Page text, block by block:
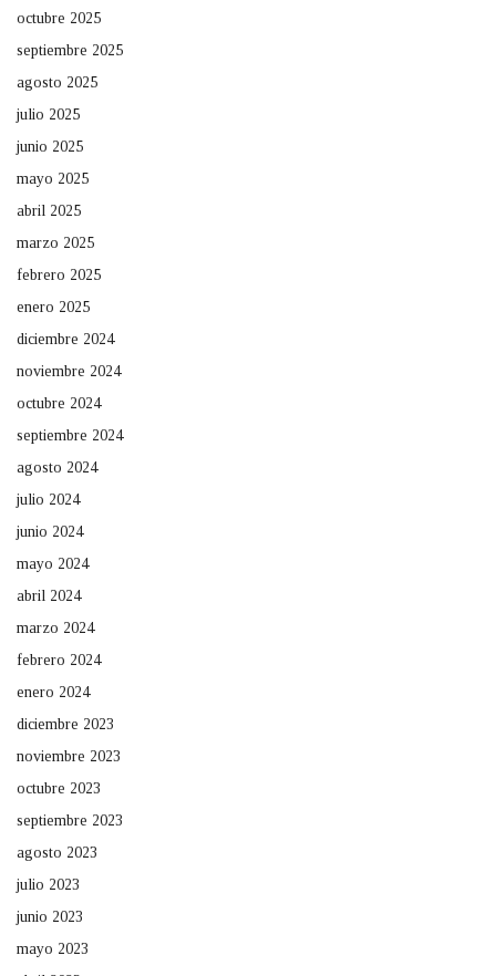
octubre 2025
septiembre 2025
agosto 2025
julio 2025
junio 2025
mayo 2025
abril 2025
marzo 2025
febrero 2025
enero 2025
diciembre 2024
noviembre 2024
octubre 2024
septiembre 2024
agosto 2024
julio 2024
junio 2024
mayo 2024
abril 2024
marzo 2024
febrero 2024
enero 2024
diciembre 2023
noviembre 2023
octubre 2023
septiembre 2023
agosto 2023
julio 2023
junio 2023
mayo 2023